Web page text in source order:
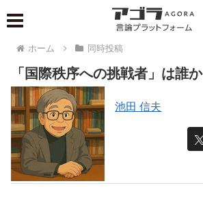
ホーム 同時投稿
「国際秩序への挑戦者」は誰か
池田 信夫